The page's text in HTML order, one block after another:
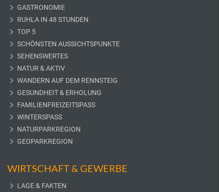
GASTRONOMIE
RUHLA IN 48 STUNDEN
TOP 5
SCHÖNSTEN AUSSICHTSPUNKTE
SEHENSWERTES
NATUR & AKTIV
WANDERN AUF DEM RENNSTEIG
GESUNDHEIT & ERHOLUNG
FAMILIENFREIZEITSPASS
WINTERSPASS
NATURPARKREGION
GEOPARKREGION
WIRTSCHAFT & GEWERBE
LAGE & FAKTEN